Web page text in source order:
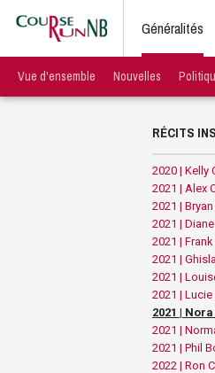
Généralités
Vue d'ensemble Nouvelles
RÉCITS
2020 | Kelly
2021 | Alex
2021 |
2021 |
2021 |
2021 |
2021 |
2021 |
2021 |
2021 |
2021 | Phil
2022 | Ron